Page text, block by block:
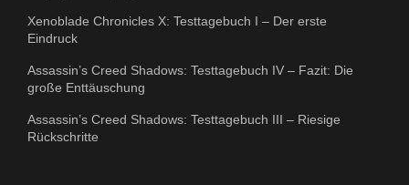
Xenoblade Chronicles X: Testtagebuch I – Der erste
Eindruck
Assassin’s Creed Shadows: Testtagebuch IV – Fazit: Die
große Enttäuschung
Assassin’s Creed Shadows: Testtagebuch III – Riesige
Rückschritte